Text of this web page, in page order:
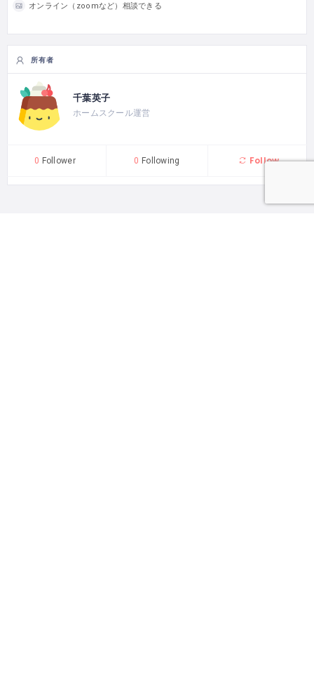
オンライン（zoomなど）相談できる
所有者
千葉英子
ホームスクール運営
0 Follower 0 Following Follow